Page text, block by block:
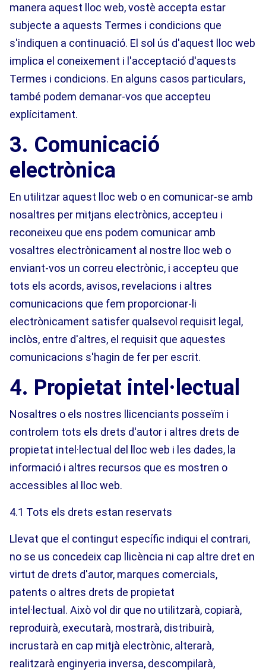
manera aquest lloc web, vostè accepta estar
subjecte a aquests Termes i condicions que
s'indiquen a continuació. El sol ús d'aquest lloc web
implica el coneixement i l'acceptació d'aquests
Termes i condicions. En alguns casos particulars,
també podem demanar-vos que accepteu
explícitament.
3. Comunicació
electrònica
En utilitzar aquest lloc web o en comunicar-se amb
nosaltres per mitjans electrònics, accepteu i
reconeixeu que ens podem comunicar amb
vosaltres electrònicament al nostre lloc web o
enviant-vos un correu electrònic, i accepteu que
tots els acords, avisos, revelacions i altres
comunicacions que fem proporcionar-li
electrònicament satisfer qualsevol requisit legal,
inclòs, entre d'altres, el requisit que aquestes
comunicacions s'hagin de fer per escrit.
4. Propietat intel·lectual
Nosaltres o els nostres llicenciants posseïm i
controlem tots els drets d'autor i altres drets de
propietat intel·lectual del lloc web i les dades, la
informació i altres recursos que es mostren o
accessibles al lloc web.
4.1 Tots els drets estan reservats
Llevat que el contingut específic indiqui el contrari,
no se us concedeix cap llicència ni cap altre dret en
virtut de drets d'autor, marques comercials,
patents o altres drets de propietat
intel·lectual. Això vol dir que no utilitzarà, copiarà,
reproduirà, executarà, mostrarà, distribuirà,
incrustarà en cap mitjà electrònic, alterarà,
realitzarà enginyeria inversa, descompilarà,